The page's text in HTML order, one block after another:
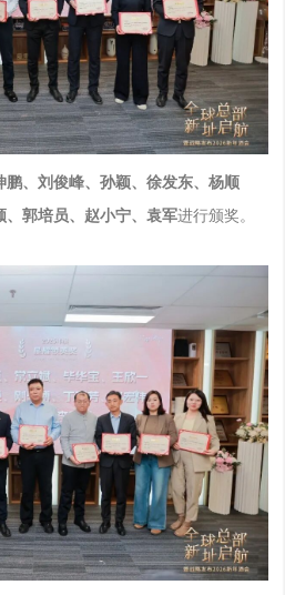
鹏、刘俊峰、孙颖、徐发东、杨顺
、郭培员、赵小宁、袁军进行颁奖。